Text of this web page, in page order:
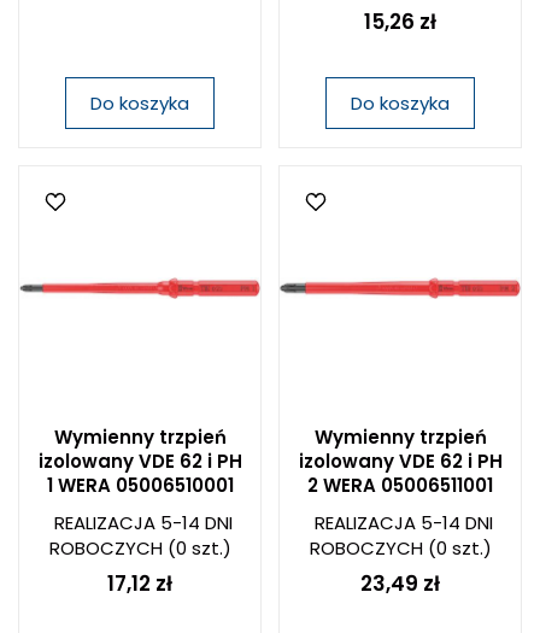
Do koszyka
15,26 zł
Do koszyka
Wymienny trzpień
izolowany VDE 62 i PH
1 WERA 05006510001
REALIZACJA 5-14 DNI
ROBOCZYCH(0 szt.)
17,12 zł
Wymienny trzpień
izolowany VDE 62 i PH
2 WERA 05006511001
REALIZACJA 5-14 DNI
ROBOCZYCH(0 szt.)
23,49 zł